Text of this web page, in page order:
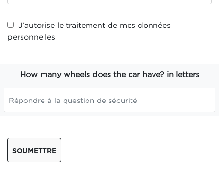
J’autorise le traitement de mes données
personnelles
How many wheels does the car have? in letters
SOUMETTRE